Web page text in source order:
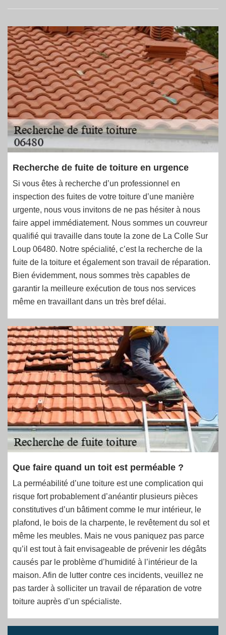
Recherche de fuite de toiture en urgence
Si vous êtes à recherche d’un professionnel en
inspection des fuites de votre toiture d’une manière
urgente, nous vous invitons de ne pas hésiter à nous
faire appel immédiatement. Nous sommes un couvreur
qualifié qui travaille dans toute la zone de La Colle Sur
Loup 06480. Notre spécialité, c’est la recherche de la
fuite de la toiture et également son travail de réparation.
Bien évidemment, nous sommes très capables de
garantir la meilleure exécution de tous nos services
même en travaillant dans un très bref délai.
Que faire quand un toit est perméable ?
La perméabilité d’une toiture est une complication qui
risque fort probablement d’anéantir plusieurs pièces
constitutives d’un bâtiment comme le mur intérieur, le
plafond, le bois de la charpente, le revêtement du sol et
même les meubles. Mais ne vous paniquez pas parce
qu’il est tout à fait envisageable de prévenir les dégâts
causés par le problème d’humidité à l’intérieur de la
maison. Afin de lutter contre ces incidents, veuillez ne
pas tarder à solliciter un travail de réparation de votre
toiture auprès d’un spécialiste.